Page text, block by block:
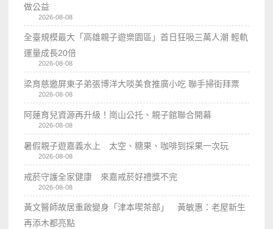
做公益
2026-08-08
全臺規模最大「高雄親子遊樂園區」首日狂吸三萬人潮 輕軌
運量成長20倍
2026-08-08
梁育慈邀屏東子弟張博洋大啖美食推廣小吃 聯手掃街拜票
2026-08-08
阿蓮育兒資源再升級！崗山公托、親子館聯合開幕
2026-08-08
暑假親子遊嘉義水上 太空、糖果、咖啡到採果一次玩
2026-08-08
戒菸守護全家健康 來嘉戒菸好禮獎不完
2026-08-08
黃文醫師故居重啟變身「津本喫茶部」 黃敏惠：老屋新生
再添木都亮點